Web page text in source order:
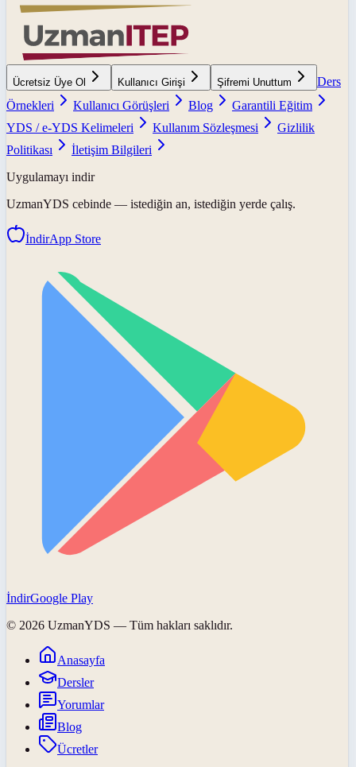
Ücretsiz Üye Ol Kullanıcı Girişi Şifremi Unuttum
Ders
Örnekleri
Kullanıcı Görüşleri Blog
Garantili Eğitim
YDS / e-YDS Kelimeleri
Kullanım Sözleşmesi
Gizlilik
Politikası
İletişim Bilgileri
Uygulamayı indir
UzmanYDS cebinde — istediğin an, istediğin yerde çalış.
İndirApp Store
İndirGoogle Play
© 2026 UzmanYDS — Tüm hakları saklıdır.
Anasayfa
Dersler
Yorumlar
Blog
Ücretler